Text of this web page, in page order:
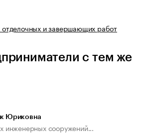
отделочных и завершающих работ
с тем же
Юриковна
инженерных сооружений...